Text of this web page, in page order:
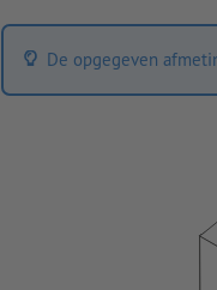
De opgegeven